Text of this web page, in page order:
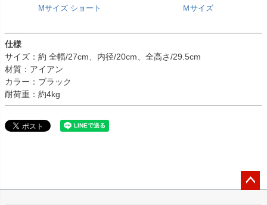
Mサイズ ショート Ｍサイズ
仕様
サイズ：約 全幅/27cm、内径/20cm、全高さ/29.5cm
材質：アイアン
カラー：ブラック
耐荷重：約4kg